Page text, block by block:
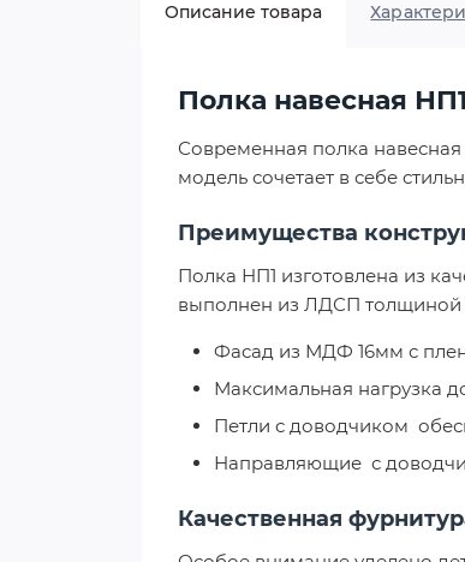
Описание товара
Полка навесная
Современная полка
модель сочетает в себе
Преимущества
Полка НП1 изготовлена из
выполнен из ЛДСП толщиной
Фасад из МДФ 16мм с
Максимальная нагрузка
Петли с доводчиком
Направляющие с
Качественная